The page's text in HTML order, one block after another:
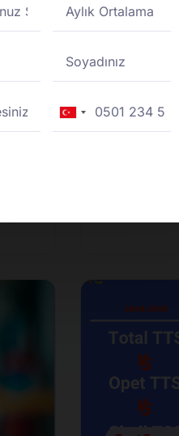
Toptan
Toptan
DESTEK
Turkey
+90